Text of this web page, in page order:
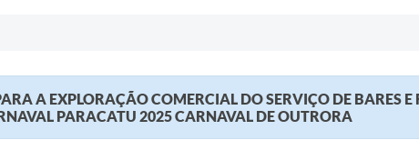
A EXPLORAÇÃO COMERCIAL DO SERVIÇO DE BARES E
PARACATU 2025 CARNAVAL DE OUTRORA